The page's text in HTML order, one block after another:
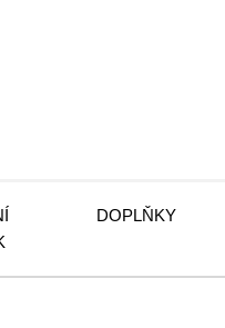
DOPLŇKY